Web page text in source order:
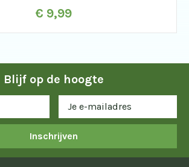
€ 9,99
Blijf op de hoogte
Inschrijven